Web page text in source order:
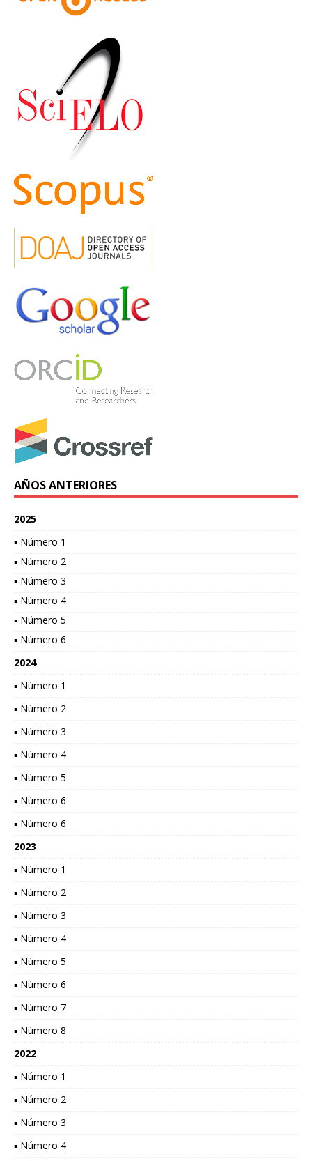
AÑOS ANTERIORES
2025
▪ Número 1
▪ Número 2
▪ Número 3
▪ Número 4
▪ Número 5
▪ Número 6
2024
▪ Número 1
▪ Número 2
▪ Número 3
▪ Número 4
▪ Número 5
▪ Número 6
▪ Número 6
2023
▪ Número 1
▪ Número 2
▪ Número 3
▪ Número 4
▪ Número 5
▪ Número 6
▪ Número 7
▪ Número 8
2022
▪ Número 1
▪ Número 2
▪ Número 3
▪ Número 4